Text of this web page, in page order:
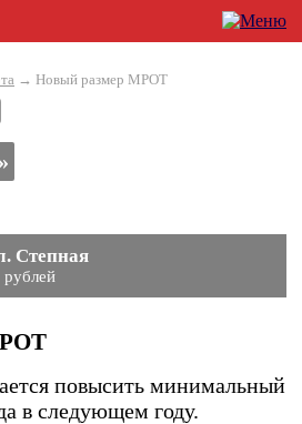
→ Новый размер МРОТ
Степная
повысить минимальный
в следующем году.